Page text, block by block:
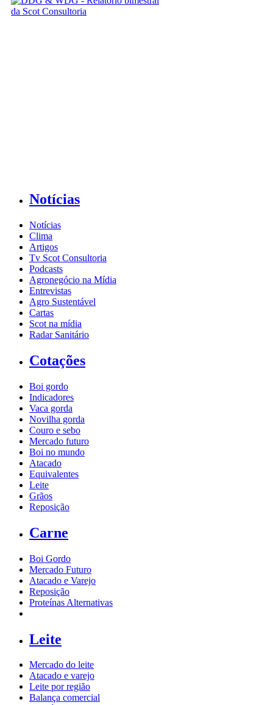
Notícias
Notícias
Clima
Artigos
Tv Scot Consultoria
Podcasts
Agronegócio na Mídia
Entrevistas
Agro Sustentável
Cartas
Scot na mídia
Radar Sanitário
Cotações
Boi gordo
Indicadores
Vaca gorda
Novilha gorda
Couro e sebo
Mercado futuro
Boi no mundo
Atacado
Equivalentes
Leite
Grãos
Reposição
Carne
Boi Gordo
Mercado Futuro
Atacado e Varejo
Reposição
Proteínas Alternativas
Leite
Mercado do leite
Atacado e varejo
Leite por região
Balança comercial